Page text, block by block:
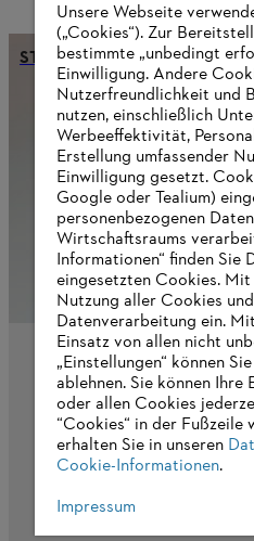
STIHL ha un risultato
I
Unsere Webseite
(„Cookies“). Zur
bestimmte „unbedingt
Einwilligung. Andere
Nutzerfreundlichkeit und
nutzen, einschließlich
Werbeeffektivität,
Erstellung umfassender
Einwilligung gesetzt.
Google oder Tealium)
personenbezogenen
Wirtschaftsraums
Informationen“ finden Sie
eingesetzten Cookies.
Nutzung aller Cookies
Datenverarbeitung ein.
Einsatz von allen nicht
„Einstellungen“ können
ablehnen. Sie können
oder allen Cookies
“Cookies“ in der
erhalten Sie in unseren
Cookie-Informationen.
Impressum